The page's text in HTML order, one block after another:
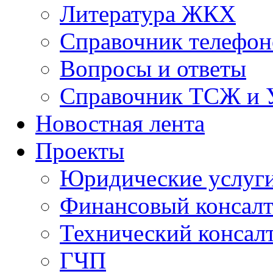
Литература ЖКХ
Справочник
Вопросы и ответы
Справочник ТСЖ и
Новостная лента
Проекты
Юридические
Финансовый
Технический
ГЧП